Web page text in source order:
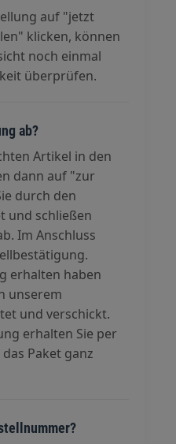
auf "jetzt
klicken, können
noch einmal
überprüfen.
ab?
Artikel in den
dann auf "zur
durch den
und schließen
Im Anschluss
erhalten haben
unserem
und verschickt.
erhalten Sie per
Paket ganz